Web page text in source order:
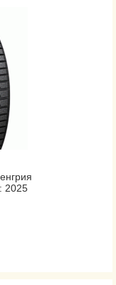
2025